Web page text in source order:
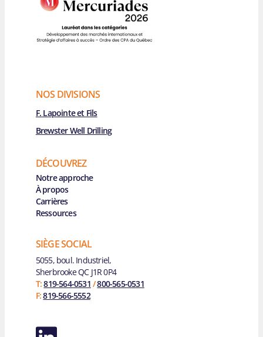
NOS DIVISIONS
F. Lapointe et Fils
Brewster Well Drilling
DÉCOUVREZ
Main Navigation
Notre approche
À propos
Carrières
Ressources
SIÈGE SOCIAL
5055, boul. Industriel,
Sherbrooke QC J1R 0P4
T:819-564-0531 /800-565-0531
F:819-566-5552